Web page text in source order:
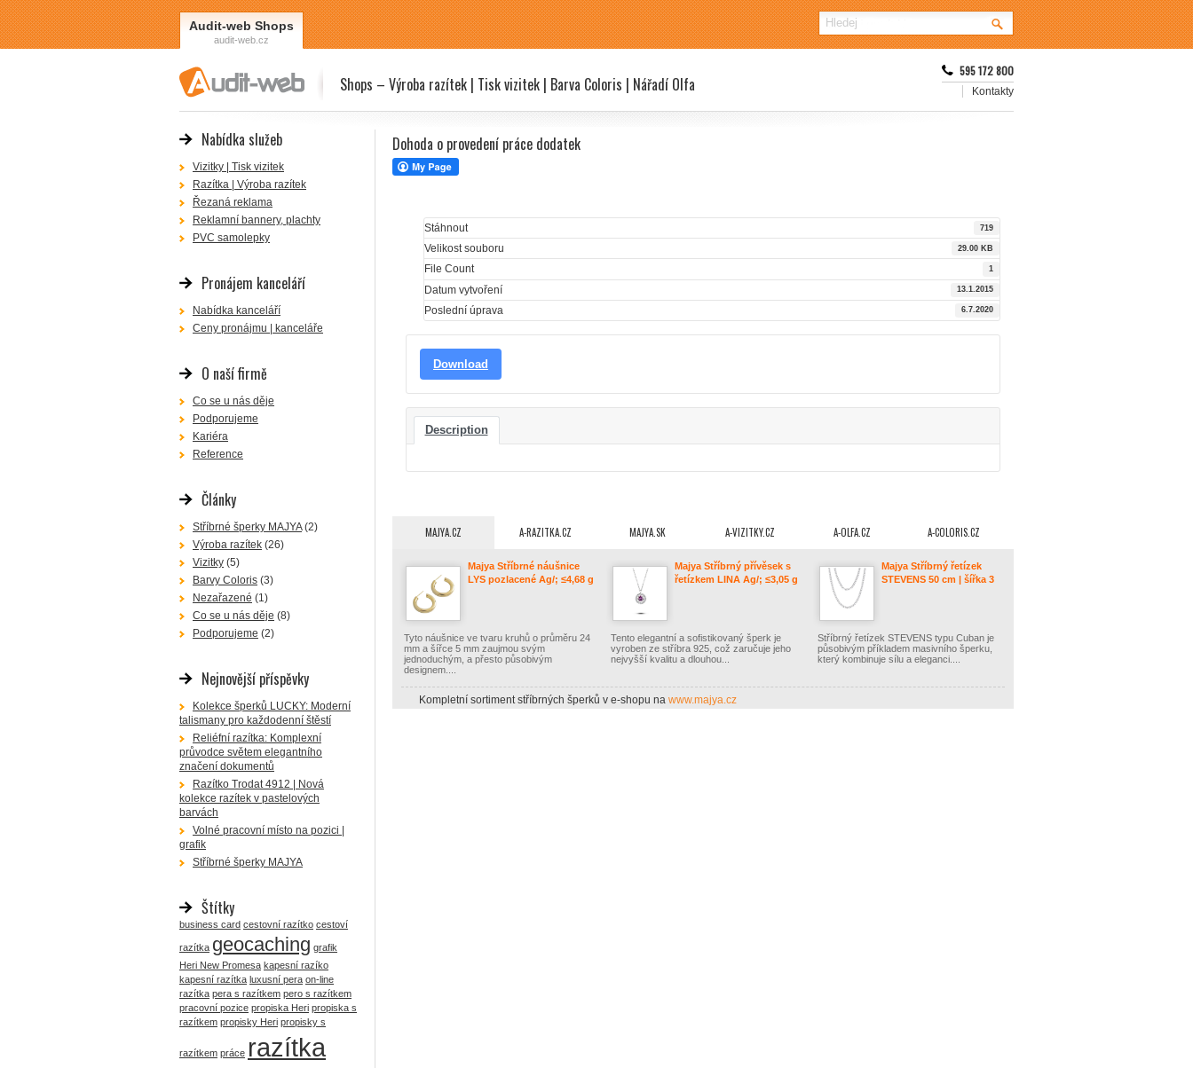
Audit-web Shops
audit-web.cz
OK
Shops – Výroba razítek | Tisk vizitek | Barva Coloris | Nářadí Olfa
595 172 800
Kontakty
Dohoda o provedení práce dodatek
Stáhnout 719
Velikost souboru 29.00 KB
File Count 1
Datum vytvoření 13.1.2015
Poslední úprava 6.7.2020
Download
Description
MAJYA.CZ A-RAZITKA.CZ MAJYA.SK A-VIZITKY.CZ A-OLFA.CZ A-COLORIS.CZ
Majya Stříbrné náušnice
LYS pozlacené Ag/; ≤4,68 g
Tyto náušnice ve tvaru kruhů o průměru 24
mm a šířce 5 mm zaujmou svým
jednoduchým, a přesto působivým
designem....
Majya Stříbrný přívěsek s
řetízkem LINA Ag/; ≤3,05 g
Tento elegantní a sofistikovaný šperk je
vyroben ze stříbra 925, což zaručuje jeho
nejvyšší kvalitu a dlouhou...
Majya Stříbrný řetízek
STEVENS 50 cm | šířka 3
Stříbrný řetízek STEVENS typu Cuban je
působivým příkladem masivního šperku,
který kombinuje sílu a eleganci....
Kompletní sortiment stříbrných šperků v e-shopu na www.majya.cz
Nabídka služeb
Vizitky | Tisk vizitek
Razítka | Výroba razítek
Řezaná reklama
Reklamní bannery, plachty
PVC samolepky
Pronájem kanceláří
Nabídka kanceláří
Ceny pronájmu | kanceláře
O naší firmě
Co se u nás děje
Podporujeme
Kariéra
Reference
Články
Stříbrné šperky MAJYA(2)
Výroba razítek (26)
Vizitky (5)
Barvy Coloris (3)
Nezařazené (1)
Co se u nás děje (8)
Podporujeme (2)
Nejnovější příspěvky
Kolekce šperků LUCKY: Moderní
talismany pro každodenní štěstí
Reliéfní razítka: Komplexní
průvodce světem elegantního
značení dokumentů
Razítko Trodat 4912 | Nová
kolekce razítek v pastelových
barvách
Volné pracovní místo na pozici |
grafik
Stříbrné šperky MAJYA
Štítky
business card cestovní razítko cestoví
razítka geocaching grafik
Heri New Promesa kapesní razíko
kapesní razítka luxusní pera on-line
razítka pera s razítkem pero s razítkem
pracovní pozice propiska Heri propiska s
razítkem propisky Heri propisky s
razítkem práce razítka